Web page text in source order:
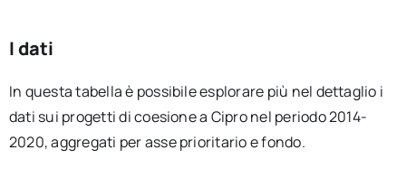
I dati
In questa tabella è possibile esplorare più nel dettaglio i
dati sui progetti di coesione a Cipro nel periodo 2014-
2020, aggregati per asse prioritario e fondo.